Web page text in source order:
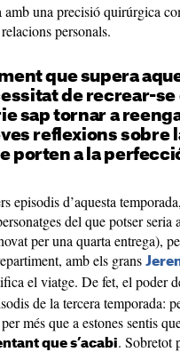
una precisió quirúrgica
personals.
que supera
de recrear-se
sap tornar a
reflexions sobre
porten a la
episodis d’aquesta
del que potser seria
per una quarta entrega),
amb els grans
el viatge. De fet, el poder
de la tercera temporada:
més que a estones sentis
que s’acabi. Sobretot